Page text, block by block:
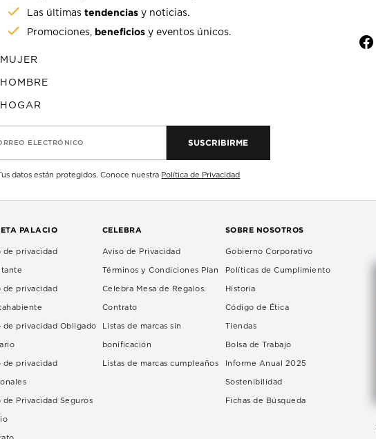
Las últimastendencias y noticias.
Promociones, beneficios y eventos únicos.
MUJER
HOMBRE
HOGAR
ELECTRÓNICO SUSCRIBIRME
datos están protegidos. Conoce nuestra Política de Privacidad
f
PALACIO
de privacidad
de privacidad
de privacidad Obligado
de privacidad
de Privacidad Seguros
CELEBRA
Aviso de Privacidad
Términos y Condiciones Plan
Celebra Mesa de Regalos.
Contrato
Listas de marcas sin
bonificación
Listas de marcas cumpleaños
SOBRE NOSOTROS
Gobierno Corporativo
Políticas de Cumplimiento
Historia
Código de Ética
Tiendas
Bolsa de Trabajo
Informe Anual 2025
Sostenibilidad
Fichas de Búsqueda